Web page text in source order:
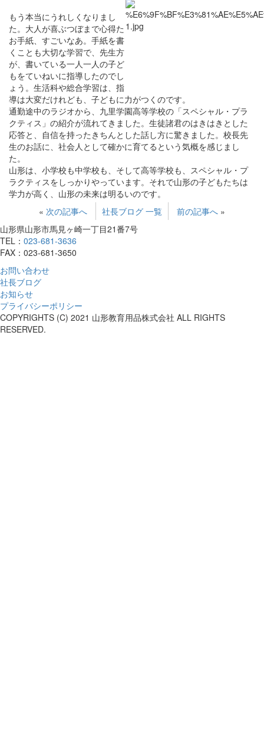
もう本当にうれしくなりまし
た。大人が喜ぶつぼまで心得た
お手紙、すごいなあ。手紙を書
くことも大切な学習で、先生方
が、書いている一人一人の子ど
もをていねいに指導したのでし
ょう。生活科や総合学習は、指
導は大変だけれども、子どもに力がつくのです。
通勤途中のラジオから、九里学園高等学校の「スペシャル・プラ
クティス」の紹介が流れてきました。生徒諸君のはきはきとした
応答と、自信を持ったきちんとした話し方に驚きました。校長先
生のお話に、社会人として確かに育てるという気概を感じまし
た。
山形は、小学校も中学校も、そして高等学校も、スペシャル・プ
ラクティスをしっかりやっています。それで山形の子どもたちは
学力が高く、山形の未来は明るいのです。
« 次の記事へ 社長ブログ 一覧 前の記事へ »
山形県山形市馬見ヶ崎一丁目21番7号
TEL： 023-681-3636
FAX：023-681-3650
お問い合わせ
社長ブログ
お知らせ
プライバシーポリシー
COPYRIGHTS (C) 2021 山形教育用品株式会社 ALL RIGHTS
RESERVED.